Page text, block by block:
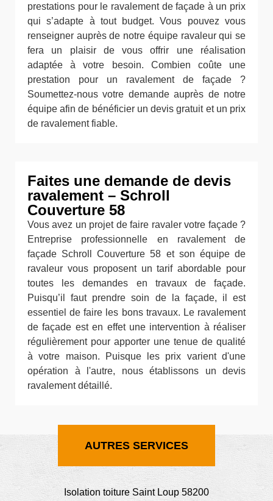
prestations pour le ravalement de façade à un prix
qui s’adapte à tout budget. Vous pouvez vous
renseigner auprès de notre équipe ravaleur qui se
fera un plaisir de vous offrir une réalisation
adaptée à votre besoin. Combien coûte une
prestation pour un ravalement de façade ?
Soumettez-nous votre demande auprès de notre
équipe afin de bénéficier un devis gratuit et un prix
de ravalement fiable.
Faites une demande de devis
ravalement – Schroll
Couverture 58
Vous avez un projet de faire ravaler votre façade ?
Entreprise professionnelle en ravalement de
façade Schroll Couverture 58 et son équipe de
ravaleur vous proposent un tarif abordable pour
toutes les demandes en travaux de façade.
Puisqu’il faut prendre soin de la façade, il est
essentiel de faire les bons travaux. Le ravalement
de façade est en effet une intervention à réaliser
régulièrement pour apporter une tenue de qualité
à votre maison. Puisque les prix varient d'une
opération à l'autre, nous établissons un devis
ravalement détaillé.
AUTRES SERVICES
Isolation toiture Saint Loup 58200